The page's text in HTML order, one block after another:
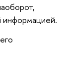
информацией.